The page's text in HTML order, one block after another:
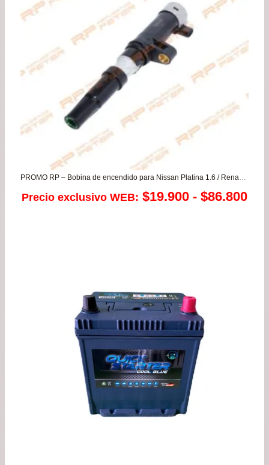
PROMO RP – Bobina de encendido para Nissan Platina 1.6 / Renault Clio – Duster – Fluence – Kangoo – Logan – Megane – Sandero – Scenic – Stepway – Symbol
Precio exclusivo WEB: $19.900 - $86.800